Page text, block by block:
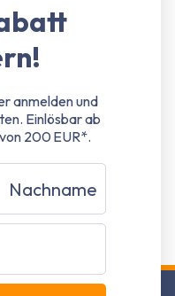
Deutschlandweit
zu fairen Preisen im
anmelden und
Einlösbar ab
200 EUR*.